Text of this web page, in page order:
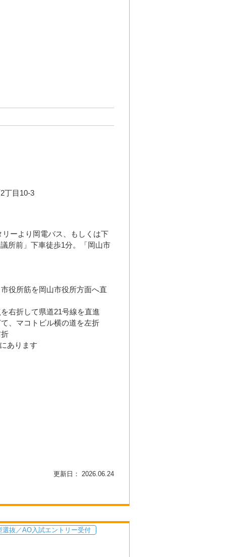
丁目10-3
ーより岡電バス、もしくは下
所前」下車徒歩1分。「岡山市
役所筋を岡山市役所方面へ直
右折して県道21号線を直進
、マコトビル横の道を左折
あります
更新日： 2026.06.24
選抜／AO入試エントリー受付